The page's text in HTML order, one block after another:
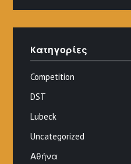
Kατηγορίες
Competition
DST
Lubeck
Uncategorized
Αθήνα